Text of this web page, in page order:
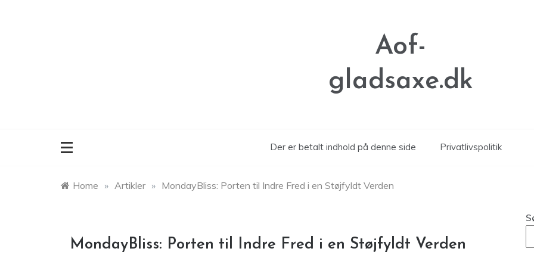
Aof-
gladsaxe.dk
Der er betalt indhold på denne side Privatlivspolitik
Home » Artikler » MondayBliss: Porten til Indre Fred i en Støjfyldt Verden
MondayBliss: Porten til Indre Fred i en Støjfyldt Verden